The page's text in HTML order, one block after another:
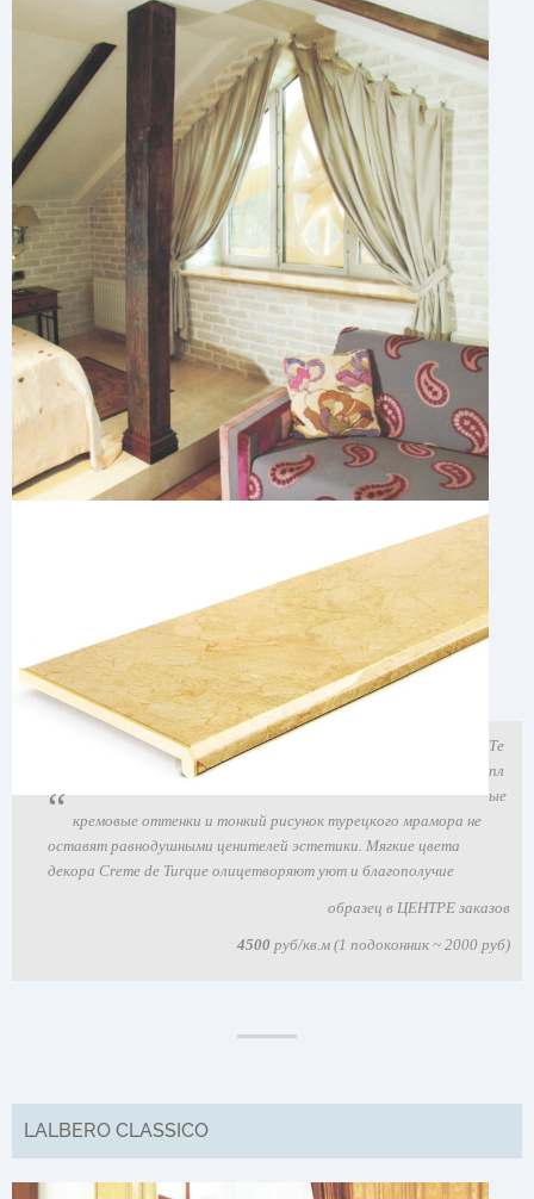
Те
пл
ые
кремовые оттенки и тонкий рисунок турецкого мрамора не
оставят равнодушными ценителей эстетики. Мягкие цвета
декора Creme de Turque олицетворяют уют и благополучие
образец в ЦЕНТРЕ заказов
4500 руб/кв.м (1 подоконник ~ 2000 руб)
LALBERO CLASSICO